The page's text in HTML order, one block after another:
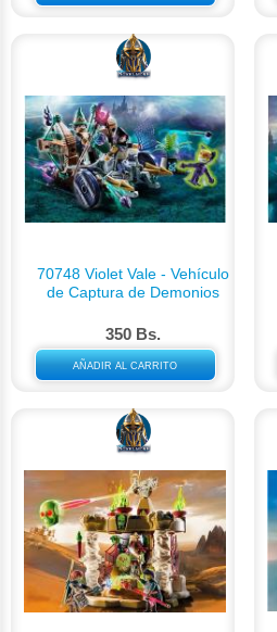
70748 Violet Vale - Vehículo
de Captura de Demonios
350 Bs.
AÑADIR AL CARRITO